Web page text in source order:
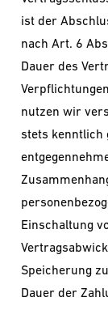
ist der
nach Art. 6
Dauer des
nutzen wir
stets kenntlich
Einschaltung
Speicherung
Dauer der